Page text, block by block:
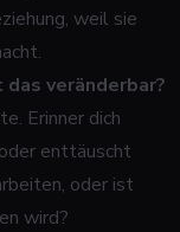
weil sie
veränderbar?
Erinner dich
enttäuscht
oder ist
wird?